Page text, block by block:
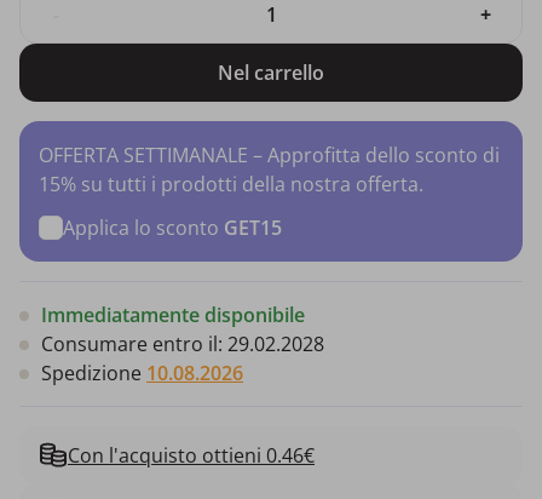
+
Nel carrello
OFFERTA SETTIMANALE – Approfitta dello sconto di
15% su tutti i prodotti della nostra offerta.
Applica lo sconto GET15
Immediatamente disponibile
Consumare entro il: 29.02.2028
Spedizione 10.08.2026
Con l'acquisto ottieni 0.46€